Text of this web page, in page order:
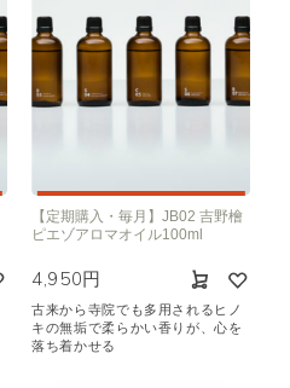
【定期購入・毎月】JB02 吉野檜
ピエゾアロマオイル100ml
4,950円
古来から寺院でも多用されるヒノ
キの無垢で柔らかい香りが、心を
落ち着かせる